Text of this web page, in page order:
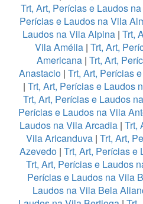
Trt, Art, Perícias e Laudos
Perícias e Laudos na Vila
Laudos na Vila Alpina | Trt,
Vila Amélia | Trt, Art,
Americana| Trt, Art,
Anastacio | Trt, Art, Perícias
| Trt, Art, Perícias e Laudos
Trt, Art, Perícias e Laudos
Perícias e Laudos na Vila
Laudos na Vila Arcadia | Trt,
Vila Aricanduva| Trt, Art,
Azevedo| Trt, Art, Perícias e
Trt, Art, Perícias e Laudos
Perícias e Laudos na Vila
Laudos na Vila Bela